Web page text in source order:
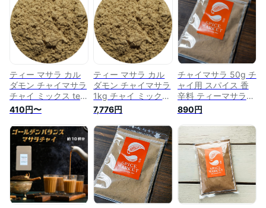
(500g)
(50g)
ティー マサラ カル
ダモン チャイマサラ
チャイ ミックス tea
chai masala 紅茶 ミ
ルクティー マサラ
チャイマサラ ティー
マサラ スパイス
410円〜
ティー マサラ カル
ダモン チャイマサラ
1kg チャイ ミックス
tea chai masala 紅
茶 ミルクティー マ
サラ チャイマサラ
ティーマサラ スパイ
ス
7,776円
チャイマサラ 50g チ
ャイ用 スパイス 香
辛料 ティーマサラ
Chai Masala チャイ
紅茶 ミルクティー
890円